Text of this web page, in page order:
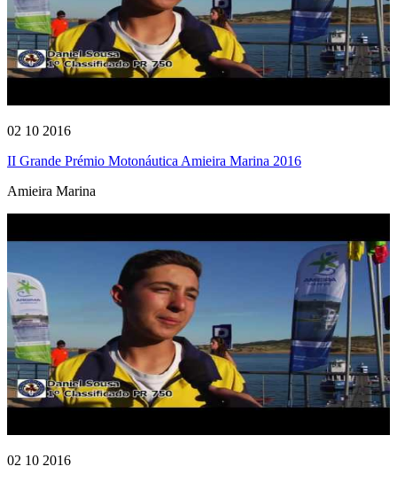
02 10 2016
II Grande Prémio Motonáutica Amieira Marina 2016
Amieira Marina
02 10 2016